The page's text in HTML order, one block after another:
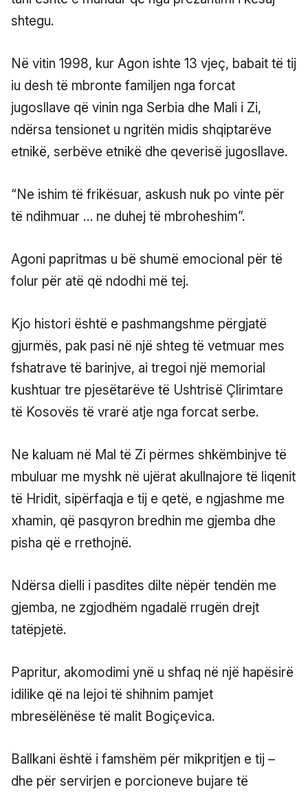
shtegu.
Në vitin 1998, kur Agon ishte 13 vjeç, babait të tij
iu desh të mbronte familjen nga forcat
jugosllave që vinin nga Serbia dhe Mali i Zi,
ndërsa tensionet u ngritën midis shqiptarëve
etnikë, serbëve etnikë dhe qeverisë jugosllave.
“Ne ishim të frikësuar, askush nuk po vinte për
të ndihmuar … ne duhej të mbroheshim”.
Agoni papritmas u bë shumë emocional për të
folur për atë që ndodhi më tej.
Kjo histori është e pashmangshme përgjatë
gjurmës, pak pasi në një shteg të vetmuar mes
fshatrave të barinjve, ai tregoi një memorial
kushtuar tre pjesëtarëve të Ushtrisë Çlirimtare
të Kosovës të vrarë atje nga forcat serbe.
Ne kaluam në Mal të Zi përmes shkëmbinjve të
mbuluar me myshk në ujërat akullnajore të liqenit
të Hridit, sipërfaqja e tij e qetë, e ngjashme me
xhamin, që pasqyron bredhin me gjemba dhe
pisha që e rrethojnë.
Ndërsa dielli i pasdites dilte nëpër tendën me
gjemba, ne zgjodhëm ngadalë rrugën drejt
tatëpjetë.
Papritur, akomodimi ynë u shfaq në një hapësirë
idilike që na lejoi të shihnim pamjet
mbresëlënëse të malit Bogiçevica.
Ballkani është i famshëm për mikpritjen e tij –
dhe për servirjen e porcioneve bujare të